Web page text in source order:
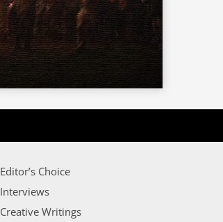
Editor’s Choice
Interviews
Creative Writings